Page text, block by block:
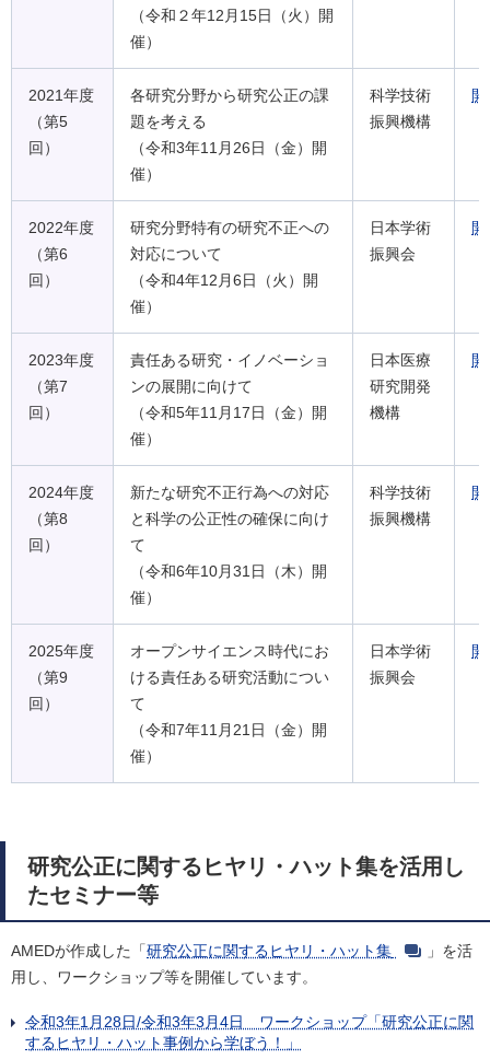
（令和２年12月15日（火）開
催）
2021年度
（第5
回）
各研究分野から研究公正の課
題を考える
（令和3年11月26日（金）開
催）
科学技術
振興機構
2022年度
（第6
回）
研究分野特有の研究不正への
対応について
（令和4年12月6日（火）開
催）
日本学術
振興会
2023年度
（第7
回）
責任ある研究・イノベーショ
ンの展開に向けて
（令和5年11月17日（金）開
催）
日本医療
研究開発
機構
2024年度
（第8
回）
新たな研究不正行為への対応
と科学の公正性の確保に向け
て
（令和6年10月31日（木）開
催）
科学技術
振興機構
2025年度
（第9
回）
オープンサイエンス時代にお
ける責任ある研究活動につい
て
（令和7年11月21日（金）開
催）
日本学術
振興会
研究公正に関するヒヤリ・ハット集を活用し
たセミナー等
AMEDが作成した「研究公正に関するヒヤリ・ハット集
」を活
用し、ワークショップ等を開催しています。
令和3年1月28日/令和3年3月4日 ワークショップ「研究公正に関
するヒヤリ・ハット事例から学ぼう！」